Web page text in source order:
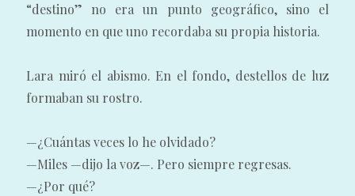
“destino” no era un punto geográfico, sino el
momento en que uno recordaba su propia historia.
Lara miró el abismo. En el fondo, destellos de luz
formaban su rostro.
—¿Cuántas veces lo he olvidado?
—Miles —dijo la voz—. Pero siempre regresas.
—¿Por qué?